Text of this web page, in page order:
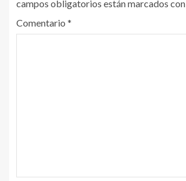
campos obligatorios están marcados con
Comentario *